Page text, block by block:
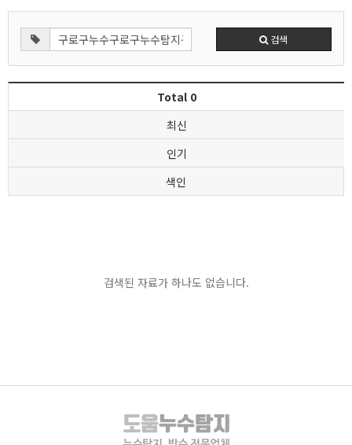
검색
Total 0
최신
인기
색인
검색된 자료가 하나도 없습니다.